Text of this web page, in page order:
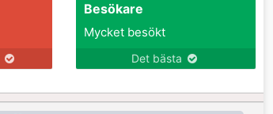
Besökare
Mycket besökt
Det bästa